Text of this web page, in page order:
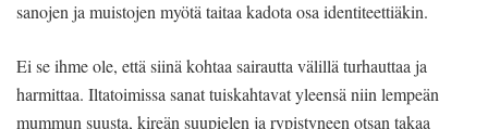
sanojen ja muistojen myötä taitaa kadota osa identiteettiäkin.
Ei se ihme ole, että siinä kohtaa sairautta välillä turhauttaa ja
harmittaa. Iltatoimissa sanat tuiskahtavat yleensä niin lempeän
mummun suusta, kireän suupielen ja rypistyneen otsan takaa